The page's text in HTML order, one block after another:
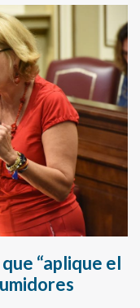
“aplique el